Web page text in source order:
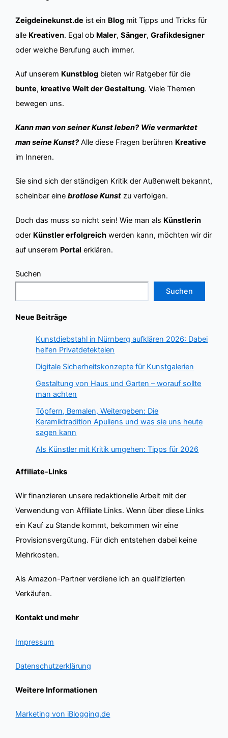
Zeigdeinekunst.de ist ein Blog mit Tipps und Tricks für
alle Kreativen. Egal ob Maler,Sänger,Grafikdesigner
oder welche Berufung auch immer.
Auf unserem Kunstblog bieten wir Ratgeber für die
bunte,kreative Welt der Gestaltung. Viele Themen
bewegen uns.
Kann man von seiner Kunst leben? Wie vermarktet
man seine Kunst?Alle diese Fragen berühren Kreative
im Inneren.
Sie sind sich der ständigen Kritik der Außenwelt bekannt,
scheinbar einebrotlose Kunst zu verfolgen.
Doch das muss so nicht sein! Wie man als Künstlerin
oder Künstler erfolgreich werden kann, möchten wir dir
auf unserem Portal erklären.
Suchen
Suchen
Neue Beiträge
Kunstdiebstahl in Nürnberg aufklären 2026: Dabei
helfen Privatdetekteien
Digitale Sicherheitskonzepte für Kunstgalerien
Gestaltung von Haus und Garten – worauf sollte
man achten
Töpfern, Bemalen, Weitergeben: Die
Keramiktradition Apuliens und was sie uns heute
sagen kann
Als Künstler mit Kritik umgehen: Tipps für 2026
Affiliate-Links
Wir finanzieren unsere redaktionelle Arbeit mit der
Verwendung von Affiliate Links. Wenn über diese Links
ein Kauf zu Stande kommt, bekommen wir eine
Provisionsvergütung. Für dich entstehen dabei keine
Mehrkosten.
Als Amazon-Partner verdiene ich an qualifizierten
Verkäufen.
Kontakt und mehr
Impressum
Datenschutzerklärung
Weitere Informationen
Marketing von iBlogging.de